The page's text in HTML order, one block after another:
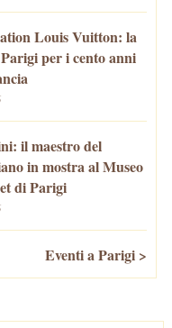
Louis Vuitton: la
per i cento anni
il maestro del
in mostra al Museo
di Parigi
Eventi a Parigi >